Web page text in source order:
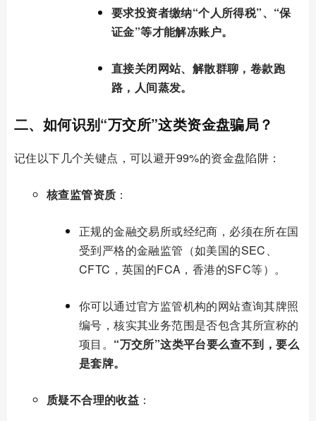
要求投资者缴纳“个人所得税”、“保
证金”等才能解冻账户。
直接关闭网站、解散群聊，卷款跑
路，人间蒸发。
二、如何识别“万交所”这类资金盘骗局？
记住以下几个关键点，可以避开99%的资金盘陷阱：
核查监管资质 ：
正规的金融交易所或经纪商，必须在所在国
受到严格的金融监管（如美国的SEC、
CFTC，英国的FCA，香港的SFC等）。
你可以通过官方监管机构的网站查询其牌照
编号，核实其业务范围是否包含其所宣称的
项目。 “万交所”这类平台要么查不到，要么
是套牌。
质疑不合理的收益 ：